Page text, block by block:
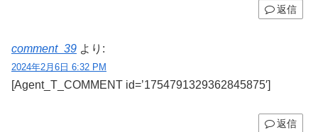
返信
comment_39 より:
2024年2月6日 6:32 PM
[Agent_T_COMMENT id=’1754791329362845875′]
返信